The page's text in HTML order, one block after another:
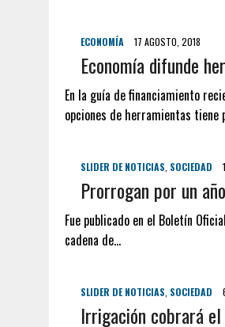
ECONOMÍA 17 AGOSTO, 2018
Economía difunde
En la guía de financiamiento
opciones de herramientas tiene
SLIDER DE NOTICIAS SOCIEDAD
Prorrogan por un
Fue publicado en el Boletín
cadena de…
SLIDER DE NOTICIAS SOCIEDAD
Irrigación cobrará